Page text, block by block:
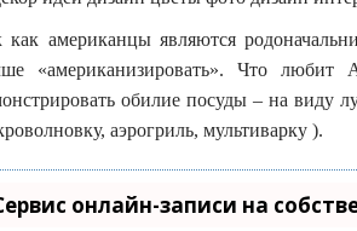
как американцы являются
«американизировать». Что
обилие посуды – на виду
аэрогриль, мультиварку ).
онлайн-записи на